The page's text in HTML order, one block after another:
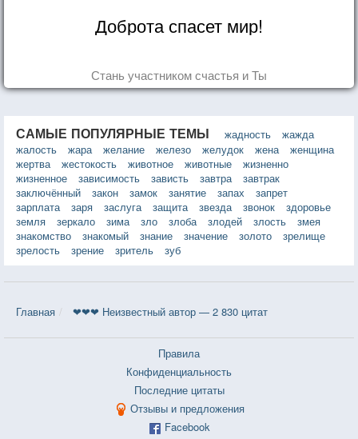
Доброта спасет мир!
Стань участником счастья и Ты
САМЫЕ ПОПУЛЯРНЫЕ ТЕМЫ жадность
жажда
жалость
жара желание железо желудок жена
женщина
жертва
жестокость животное животные
жизненно
жизненное
зависимость зависть завтра
завтрак
заключённый
закон замок занятие запах
запрет
зарплата
заря заслуга защита звезда звонок
здоровье
земля
зеркало зима зло злоба злодей злость
змея
знакомство
знакомый знание значение золото
зрелище
зрелость
зрение зритель зуб
Главная ❤❤❤ Неизвестный автор — 2 830 цитат
Правила
Конфиденциальность
Последние цитаты
Отзывы и предложения
Facebook